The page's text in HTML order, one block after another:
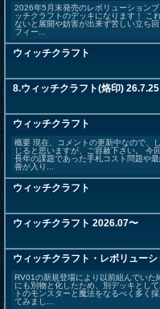
2026年5月末発売のレボリューション
ッチクラフトのデッキになります！ こ
ないと展開や妨害が出来ず苦しい立ち
フィー...
ウィッチクラフト
8.ウィッチクラフト(烙印) 26.7.25
ウィッチクラフト
概要 現在、コメントの更新中なので、
じると思いますが、ご容赦下さい。 今
長年の課題であった手札コスト問題や
善が入り...
ウィッチクラフト
ウィッチクラフト 2026.07〜
ウィッチクラフト・レボリューシ
RV01の新規登場により以前組んでいた
にも別物と化したため、別デッキとし
トのモンスターと魔法をなるべく多く
てみまし...